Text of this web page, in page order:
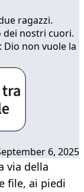
ragazzi.
dei nostri cuori.
Dio non vuole la
6, 2025
via della
file, ai piedi